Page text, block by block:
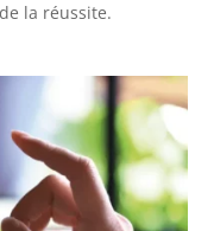
la réussite.